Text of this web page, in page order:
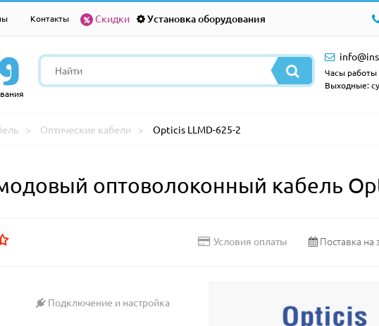
Контакты Скидки Установка оборудования
Часы работы
Выходные:
Оптические кабели Opticis LLMD-625-2
оптоволоконный кабель
Условия оплаты Поставка на
Подключение и настройка